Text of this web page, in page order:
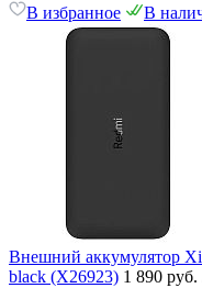
В избранное
В
Внешний аккумулятор
black (X26923) 1 890 руб.